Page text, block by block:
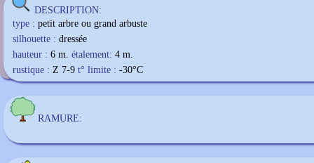
DESCRIPTION:
type : petit arbre ou grand arbuste
silhouette : dressée
hauteur : 6 m. étalement: 4 m.
rustique : Z 7-9 t° limite : -30°C
RAMURE: